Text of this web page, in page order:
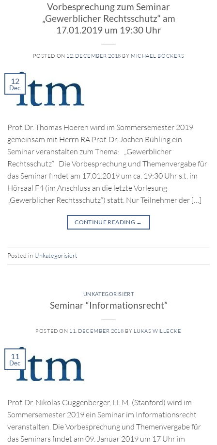
Vorbesprechung zum Seminar
„Gewerblicher Rechtsschutz“ am
17.01.2019 um 19:30 Uhr
POSTED ON 12. DECEMBER 2018 BY MICHAEL BÖCKERS
12
Dec
Prof. Dr. Thomas Hoeren wird im Sommersemester 2019
gemeinsam mit Herrn RA Prof. Dr. Jochen Bühling ein
Seminar veranstalten zum Thema: „Gewerblicher
Rechtsschutz“ Die Vorbesprechung und Themenvergabe für
das Seminar findet am 17.01.2019 um ca. 19:30 Uhr s.t. im
Hörsaal F4 (im Anschluss an die letzte Vorlesung
„Gewerblicher Rechtsschutz“) statt. Nur Teilnehmer der […]
CONTINUE READING →
Posted in Unkategorisiert
UNKATEGORISIERT
Seminar “Informationsrecht”
POSTED ON 11. DECEMBER 2018 BY LUKAS WILLECKE
11
Dec
Prof. Dr. Nikolas Guggenberger, LL.M. (Stanford) wird im
Sommersemester 2019 ein Seminar im Informationsrecht
veranstalten. Die Vorbesprechung und Themenvergabe für
das Seminars findet am 09. Januar 2019 um 17 Uhr im